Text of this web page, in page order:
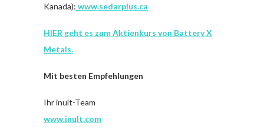
Kanada): www.sedarplus.ca
HIER geht es zum Aktienkurs von Battery X
Metals.
Mit besten Empfehlungen
Ihr inult-Team
www.inult.com